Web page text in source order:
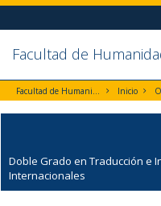
Ir al contenido principal
Ir a la cabecera de la
Ir al pie de la página (alt +
Ir al menú principal (alt + u)
Facultad de
Facultad de Humanidades Inicio
Doble Grado en Traducción e
Internacionales